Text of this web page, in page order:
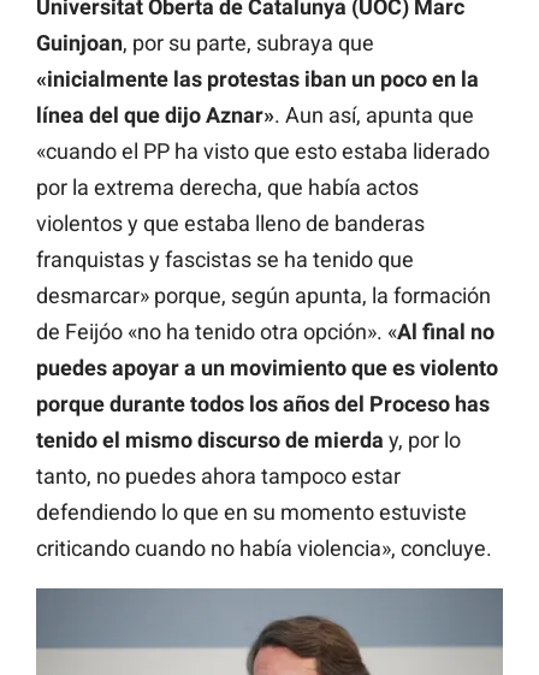
Universitat Oberta de Catalunya (UOC) Marc
Guinjoan, por su parte, subraya que
«inicialmente las protestas iban un poco en la
línea del que dijo Aznar». Aun así, apunta que
«cuando el PP ha visto que esto estaba liderado
por la extrema derecha, que había actos
violentos y que estaba lleno de banderas
franquistas y fascistas se ha tenido que
desmarcar» porque, según apunta, la formación
de Feijóo «no ha tenido otra opción». «Al final no
puedes apoyar a un movimiento que es violento
porque durante todos los años del Proceso has
tenido el mismo discurso de mierda y, por lo
tanto, no puedes ahora tampoco estar
defendiendo lo que en su momento estuviste
criticando cuando no había violencia», concluye.